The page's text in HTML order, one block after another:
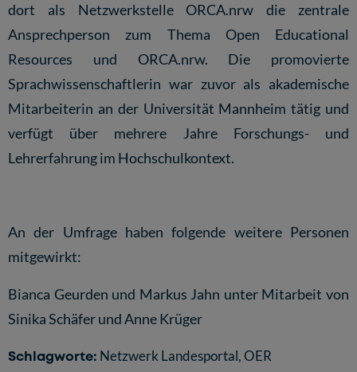
dort als Netzwerkstelle ORCA.nrw die zentrale
Ansprechperson zum Thema Open Educational
Resources und ORCA.nrw. Die promovierte
Sprachwissenschaftlerin war zuvor als akademische
Mitarbeiterin an der Universität Mannheim tätig und
verfügt über mehrere Jahre Forschungs- und
Lehrerfahrung im Hochschulkontext.
An der Umfrage haben folgende weitere Personen
mitgewirkt:
Bianca Geurden und Markus Jahn unter Mitarbeit von
Sinika Schäfer und Anne Krüger
Schlagworte: Netzwerk Landesportal, OER